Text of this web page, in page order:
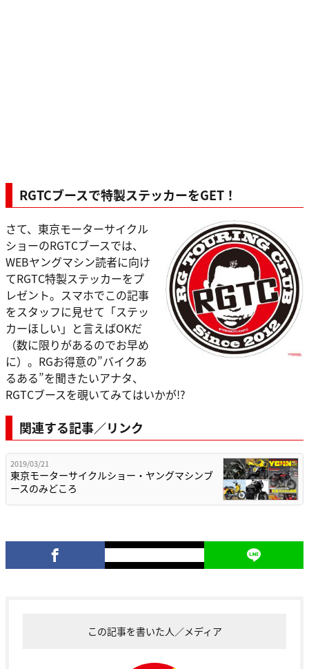
RGTCブースで特製ステッカーをGET！
さて、東京モーターサイクル
ショーのRGTCブースでは、
WEBヤングマシン読者に向け
てRGTC特製ステッカーをプ
レゼント。スマホでこの記事
をスタッフに見せて「ステッ
カーほしい」と言えばOKだ
（数に限りがあるのでお早め
に）。RGお得意の”バイクあ
るある”を聞きたいアナタ、
RGTCブースを覗いてみてはいかが!?
関連する記事／リンク
2019/03/21
東京モーターサイクルショー・ヤングマシンブ
ースのみどころ
この記事を書いた人／メディア